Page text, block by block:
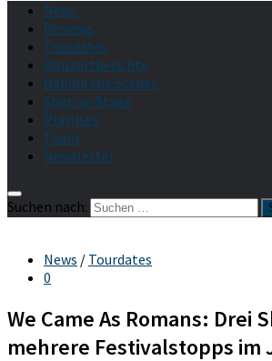
News
Reviews
Tourdates
Konzertberichte
Behind the Scenes
Shot on Stage
Playlists
Team
Newsletter
Suchen nach:
News / Tourdates
0
We Came As Romans: Drei
mehrere Festivalstopps im